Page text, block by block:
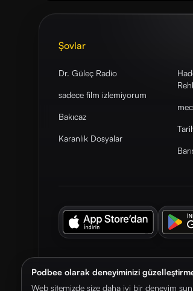
Podbee olarak deneyiminizi
Web sitemizde size daha iyi bir deneyim
Şovlar
Dr. Güleç Radio
sadece film izlemiyorum
Bakıcaz
Karanlık Dosyalar
© 2026. Podbee Media. Tüm hakları saklıdır.